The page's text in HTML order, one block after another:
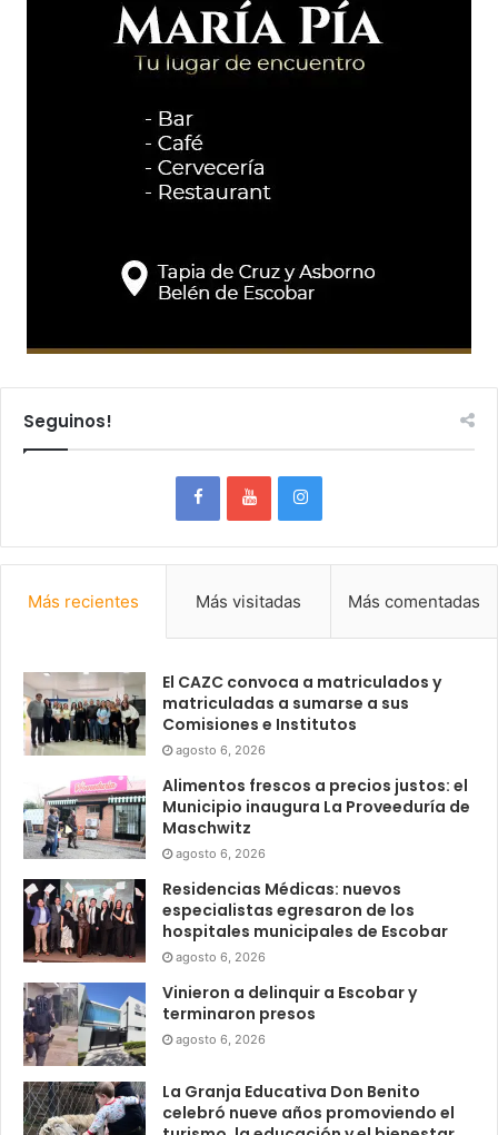
Seguinos!
Más recientes Más visitadas Más comentadas
El CAZC convoca a matriculados y
matriculadas a sumarse a sus
Comisiones e Institutos
agosto 6, 2026
Alimentos frescos a precios justos: el
Municipio inaugura La Proveeduría de
Maschwitz
agosto 6, 2026
Residencias Médicas: nuevos
especialistas egresaron de los
hospitales municipales de Escobar
agosto 6, 2026
Vinieron a delinquir a Escobar y
terminaron presos
agosto 6, 2026
La Granja Educativa Don Benito
celebró nueve años promoviendo el